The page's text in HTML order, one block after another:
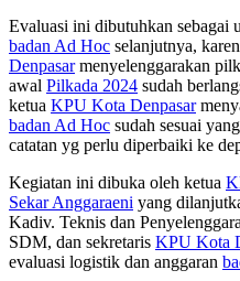
Evaluasi ini dibutuhkan sebagai
badan Ad Hoc selanjutnya,
Denpasarmenyelenggarakan
awal Pilkada 2024 sudah
ketua KPU Kota Denpasar
badan Ad Hoc sudah sesuai
catatan yg perlu diperbaiki ke
Kegiatan ini dibuka oleh ketua
Sekar Anggaraeni yang
Kadiv. Teknis dan
SDM, dan sekretaris KPU Kota
evaluasi logistik dan anggaran